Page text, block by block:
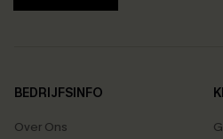
BEDRIJFSINFO
Over Ons